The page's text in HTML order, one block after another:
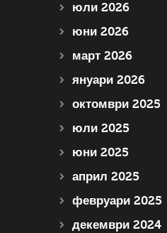
юли 2026
юни 2026
март 2026
януари 2026
октомври 2025
юли 2025
юни 2025
април 2025
февруари 2025
декември 2024